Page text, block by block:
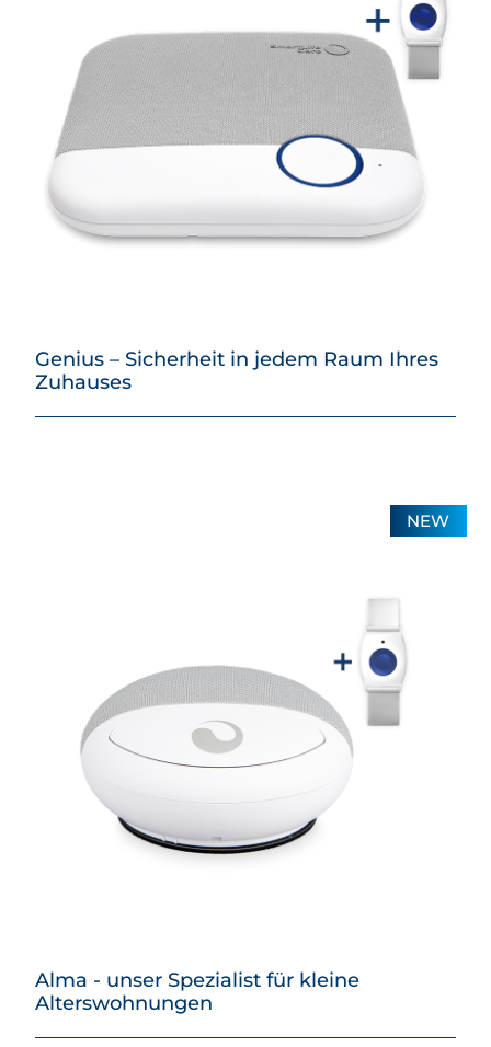
Genius – Sicherheit in jedem Raum Ihres
Zuhauses
NEW
Alma - unser Spezialist für kleine
Alterswohnungen